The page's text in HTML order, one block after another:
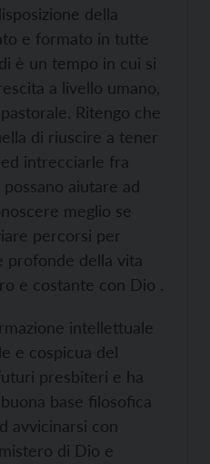
della
e formato in tutte
è un tempo in cui si
a livello umano,
Ritengo che
di riuscire a tener
intrecciarle fra
aiutare ad
meglio se
percorsi per
profonde della vita
e costante con Dio .
intellettuale
e cospicua del
presbiteri e ha
base filosofica
avvicinarsi con
di Dio e